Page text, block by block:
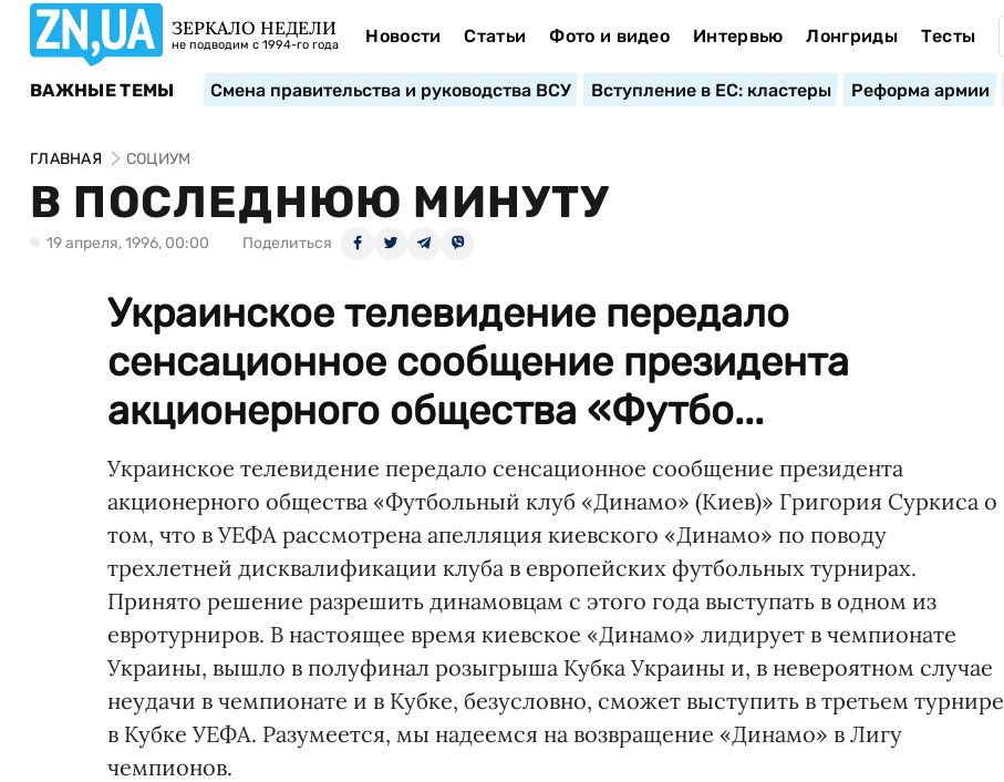
ЗЕРКАЛО НЕДЕЛИ
не подводим с 1994-го года Новости Статьи Фото и видео Интервью Лонгриды Тесты
ВАЖНЫЕ ТЕМЫ Смена правительства и руководства ВСУ Вступление в ЕС: кластеры Реформа армии
ГЛАВНАЯ СОЦИУМ
В ПОСЛЕДНЮЮ МИНУТУ
19 апреля, 1996, 00:00 Поделиться
Украинское телевидение передало
сенсационное сообщение президента
акционерного общества «Футбо...
Украинское телевидение передало сенсационное сообщение президента
акционерного общества «Футбольный клуб «Динамо» (Киев)» Григория Суркиса о
том, что в УЕФА рассмотрена апелляция киевского «Динамо» по поводу
трехлетней дисквалификации клуба в европейских футбольных турнирах.
Принято решение разрешить динамовцам с этого года выступать в одном из
евротурниров. В настоящее время киевское «Динамо» лидирует в чемпионате
Украины, вышло в полуфинал розыгрыша Кубка Украины и, в невероятном случае
неудачи в чемпионате и в Кубке, безусловно, сможет выступить в третьем турнире
в Кубке УЕФА. Разумеется, мы надеемся на возвращение «Динамо» в Лигу
чемпионов.